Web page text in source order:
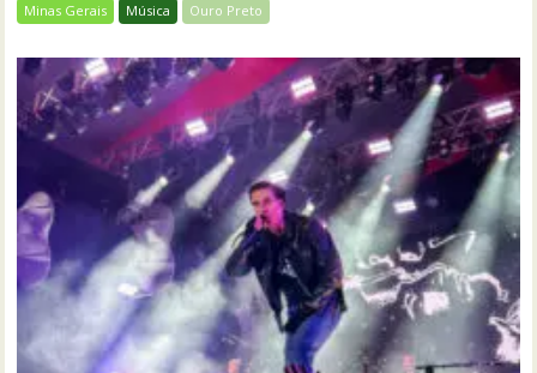
Minas Gerais
Música Ouro Preto